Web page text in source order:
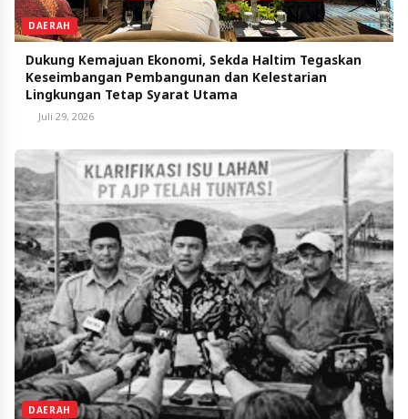
DAERAH
Dukung Kemajuan Ekonomi, Sekda Haltim Tegaskan
Keseimbangan Pembangunan dan Kelestarian
Lingkungan Tetap Syarat Utama
Juli 29, 2026
DAERAH